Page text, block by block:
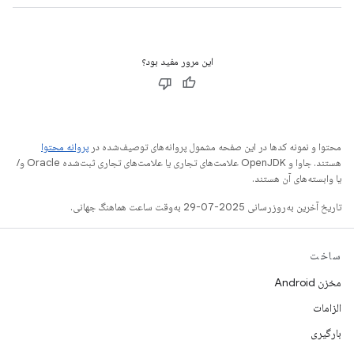
این مرور مفید بود؟
محتوا و نمونه کدها در این صفحه مشمول پروانه‌های توصیف‌شده در پروانه محتوا
هستند. جاوا و OpenJDK علامت‌های تجاری یا علامت‌های تجاری ثبت‌شده Oracle و/
یا وابسته‌های آن هستند.
تاریخ آخرین به‌روزرسانی 2025-07-29 به‌وقت ساعت هماهنگ جهانی.
ساخت
مخزن Android
الزامات
بارگیری